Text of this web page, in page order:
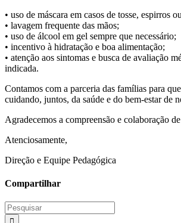
• uso de máscara em casos de tosse, espirros
• lavagem frequente das mãos;
• uso de álcool em gel sempre que necessário;
• incentivo à hidratação e boa alimentação;
• atenção aos sintomas e busca de avaliação
indicada.
Contamos com a parceria das famílias para
cuidando, juntos, da saúde e do bem-estar de
Agradecemos a compreensão e colaboração
Atenciosamente,
Direção e Equipe Pedagógica
Compartilhar